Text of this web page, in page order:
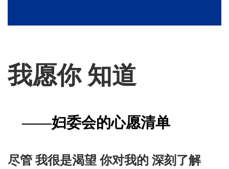
我愿你 知道
——妇委会的心愿清单
尽管 我很是渴望 你对我的 深刻了解